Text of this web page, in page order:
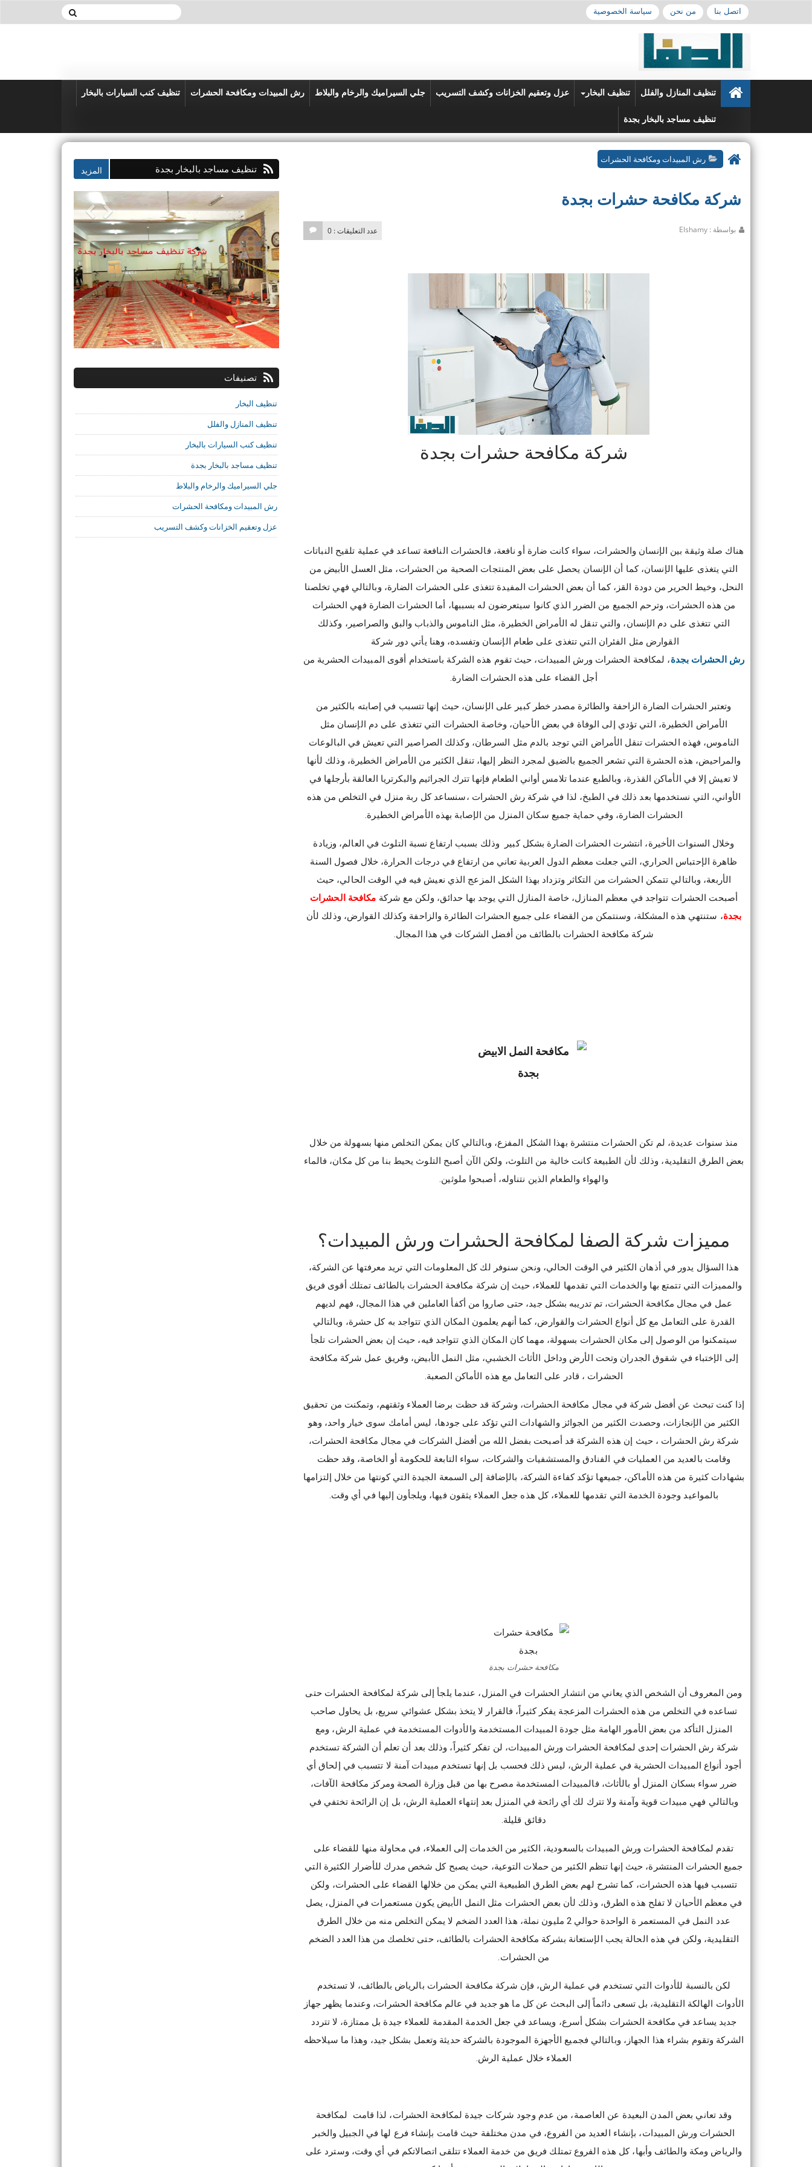
اتصل بنا من نحن سياسة الخصوصية
تنظيف المنازل والفلل تنظيف البخار عزل وتعقيم الخزانات وكشف التسريب جلي السيراميك والرخام والبلاط رش المبيدات ومكافحة الحشرات تنظيف كنب السيارات بالبخار
تنظيف مساجد بالبخار بجدة
رش المبيدات ومكافحة الحشرات
شركة مكافحة حشرات بجدة
عدد التعليقات : 0 بواسطة : Elshamy
شركة مكافحة حشرات بجدة
هناك صلة وثيقة بين الإنسان والحشرات، سواء كانت ضارة أو نافعة، فالحشرات النافعة تساعد في عملية تلقيح النباتات
التي يتغذى عليها الإنسان، كما أن الإنسان يحصل على بعض المنتجات الصحية من الحشرات، مثل العسل الأبيض من
النحل، وخيط الحرير من دودة القز، كما أن بعض الحشرات المفيدة تتغذى على الحشرات الضارة، وبالتالي فهي تخلصنا
من هذه الحشرات، وترحم الجميع من الضرر الذي كانوا سيتعرضون له بسببها، أما الحشرات الضارة فهي الحشرات
التي تتغذى على دم الإنسان، والتي تنقل له الأمراض الخطيرة، مثل الناموس والذباب والبق والصراصير، وكذلك
القوارض مثل الفئران التي تتغذى على طعام الإنسان وتفسده، وهنا يأتي دور شركة
رش الحشرات بجدة، لمكافحة الحشرات ورش المبيدات، حيث تقوم هذه الشركة باستخدام أقوى المبيدات الحشرية من
أجل القضاء على هذه الحشرات الضارة.
وتعتبر الحشرات الضارة الزاحفة والطائرة مصدر خطر كبير على الإنسان، حيث إنها تتسبب في إصابته بالكثير من
الأمراض الخطيرة، التي تؤدي إلى الوفاة في بعض الأحيان، وخاصة الحشرات التي تتغذى على دم الإنسان مثل
الناموس، فهذه الحشرات تنقل الأمراض التي توجد بالدم مثل السرطان، وكذلك الصراصير التي تعيش في البالوعات
والمراحيض، هذه الحشرة التي تشعر الجميع بالضيق لمجرد النظر إليها، تنقل الكثير من الأمراض الخطيرة، وذلك لأنها
لا تعيش إلا في الأماكن القذرة، وبالطبع عندما تلامس أواني الطعام فإنها تترك الجراثيم والبكرتريا العالقة بأرجلها في
الأواني، التي نستخدمها بعد ذلك في الطبخ، لذا في شركة رش الحشرات ،سنساعد كل ربة منزل في التخلص من هذه
الحشرات الضارة، وفي حماية جميع سكان المنزل من الإصابة بهذه الأمراض الخطيرة.
وخلال السنوات الأخيرة، انتشرت الحشرات الضارة بشكل كبير وذلك بسبب ارتفاع نسبة التلوث في العالم، وزيادة
ظاهرة الإحتباس الحراري، التي جعلت معظم الدول العربية تعاني من ارتفاع في درجات الحرارة، خلال فصول السنة
الأربعة، وبالتالي تتمكن الحشرات من التكاثر وتزداد بهذا الشكل المزعج الذي نعيش فيه في الوقت الحالي، حيث
أصبحت الحشرات تتواجد في معظم المنازل، خاصة المنازل التي يوجد بها حدائق، ولكن مع شركة مكافحة الحشرات
بجدة، ستنتهي هذه المشكلة، وسنتمكن من القضاء على جميع الحشرات الطائرة والزاحفة وكذلك القوارض، وذلك لأن
شركة مكافحة الحشرات بالطائف من أفضل الشركات في هذا المجال.
منذ سنوات عديدة، لم تكن الحشرات منتشرة بهذا الشكل المفزع، وبالتالي كان يمكن التخلص منها بسهولة من خلال
بعض الطرق التقليدية، وذلك لأن الطبيعة كانت خالية من التلوث، ولكن الآن أصبح التلوث يحيط بنا من كل مكان، فالماء
والهواء والطعام الذين نتناوله، أصبحوا ملوثين.
مميزات شركة الصفا لمكافحة الحشرات ورش المبيدات؟
هذا السؤال يدور في أذهان الكثير في الوقت الحالي، ونحن سنوفر لك كل المعلومات التي تريد معرفتها عن الشركة،
والمميزات التي تتمتع بها والخدمات التي تقدمها للعملاء، حيث إن شركة مكافحة الحشرات بالطائف تمتلك أقوى فريق
عمل في مجال مكافحة الحشرات، تم تدريبه بشكل جيد، حتى صاروا من أكفأ العاملين في هذا المجال، فهم لديهم
القدرة على التعامل مع كل أنواع الحشرات والقوارض، كما أنهم يعلمون المكان الذي تتواجد به كل حشرة، وبالتالي
سيتمكنوا من الوصول إلى مكان الحشرات بسهولة، مهما كان المكان الذي تتواجد فيه، حيث إن بعض الحشرات تلجأ
إلى الإختباء في شقوق الجدران وتحت الأرض وداخل الأثاث الخشبي، مثل النمل الأبيض، وفريق عمل شركة مكافحة
الحشرات ، قادر على التعامل مع هذه الأماكن الصعبة.
إذا كنت تبحث عن أفضل شركة في مجال مكافحة الحشرات، وشركة قد حظت برضا العملاء وثقتهم، وتمكنت من تحقيق
الكثير من الإنجازات، وحصدت الكثير من الجوائز والشهادات التي تؤكد على جودها، ليس أمامك سوى خيار واحد، وهو
شركة رش الحشرات ، حيث إن هذه الشركة قد أصبحت بفضل الله من أفضل الشركات في مجال مكافحة الحشرات،
وقامت بالعديد من العمليات في الفنادق والمستشفيات والشركات، سواء التابعة للحكومة أو الخاصة، وقد حظت
بشهادات كثيرة من هذه الأماكن، جميعها تؤكد كفاءة الشركة، بالإضافة إلى السمعة الجيدة التي كونتها من خلال إلتزامها
بالمواعيد وجودة الخدمة التي تقدمها للعملاء، كل هذه جعل العملاء يثقون فيها، ويلجأون إليها في أي وقت.
مكافحة حشرات بجدة
ومن المعروف أن الشخص الذي يعاني من انتشار الحشرات في المنزل، عندما يلجأ إلى شركة لمكافحة الحشرات حتى
تساعده في التخلص من هذه الحشرات المزعجة يفكر كثيراً، فالقرار لا يتخذ بشكل عشوائي سريع، بل يحاول صاحب
المنزل التأكد من بعض الأمور الهامة مثل جودة المبيدات المستخدمة والأدوات المستخدمة في عملية الرش، ومع
شركة رش الحشرات إحدى لمكافحة الحشرات ورش المبيدات، لن تفكر كثيراً، وذلك بعد أن تعلم أن الشركة تستخدم
أجود أنواع المبيدات الحشرية في عملية الرش، ليس ذلك فحسب بل إنها تستخدم مبيدات آمنة لا تتسبب في إلحاق أي
ضرر سواء بسكان المنزل أو بالأثاث، فالمبيدات المستخدمة مصرح بها من قبل وزارة الصحة ومركز مكافحة الآفات،
وبالتالي فهي مبيدات قوية وآمنة ولا تترك لك أي رائحة في المنزل بعد إنتهاء العملية الرش، بل إن الرائحة تختفي في
دقائق قليلة.
تقدم لمكافحة الحشرات ورش المبيدات بالسعودية، الكثير من الخدمات إلى العملاء، في محاولة منها للقضاء على
جميع الحشرات المنتشرة، حيث إنها تنظم الكثير من حملات التوعية، حيث يصبح كل شخص مدرك للأضرار الكثيرة التي
تتسبب فيها هذه الحشرات، كما تشرح لهم بعض الطرق الطبيعية التي يمكن من خلالها القضاء على الحشرات، ولكن
في معظم الأحيان لا تفلح هذه الطرق، وذلك لأن بعض الحشرات مثل النمل الأبيض يكون مستعمرات في المنزل، يصل
عدد النمل في المستعمر ة الواحدة حوالي 2 مليون نملة، هذا العدد الضخم لا يمكن التخلص منه من خلال الطرق
التقليدية، ولكن في هذه الحالة يجب الإستعانة بشركة مكافحة الحشرات بالطائف، حتى تخلصك من هذا العدد الضخم
من الحشرات.
لكن بالنسبة للأدوات التي تستخدم في عملية الرش، فإن شركة مكافحة الحشرات بالرياض بالطائف، لا تستخدم
الأدوات الهالكة التقليدية، بل تسعى دائماً إلى البحث عن كل ما هو جديد في عالم مكافحة الحشرات، وعندما يظهر جهاز
جديد يساعد في مكافحة الحشرات بشكل أسرع، ويساعد في جعل الخدمة المقدمة للعملاء جيدة بل ممتازة، لا تتردد
الشركة وتقوم بشراء هذا الجهاز، وبالتالي فجميع الأجهزة الموجودة بالشركة حديثة وتعمل بشكل جيد، وهذا ما سيلاحظه
العملاء خلال عملية الرش.
وقد تعاني بعض المدن البعيدة عن العاصمة، من عدم وجود شركات جيدة لمكافحة الحشرات، لذا قامت لمكافحة
الحشرات ورش المبيدات، بإنشاء العديد من الفروع، في مدن مختلفة حيث قامت بإنشاء فرع لها في الجبيل والخبر
والرياض ومكة والطائف وأبها، كل هذه الفروع تمتلك فريق من خدمة العملاء تتلقى اتصالاتكم في أي وقت، وسترد على
تنظيف مساجد بالبخار بجدة
تصنيفات
تنظيف البخار
تنظيف المنازل والفلل
تنظيف كنب السيارات بالبخار
تنظيف مساجد بالبخار بجدة
جلي السيراميك والرخام والبلاط
رش المبيدات ومكافحة الحشرات
عزل وتعقيم الخزانات وكشف التسريب